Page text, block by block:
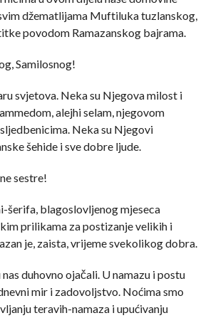
džematlijama Muftiluka tuzlanskog,
povodom Ramazanskog bajrama.
Samilosnog!
svjetova. Neka su Njegova milost i
alejhi selam, njegovom
Neka su Njegovi
šehide i sve dobre ljude.
sestre!
šerifa, blagoslovljenog mjeseca
prilikama za postizanje velikih i
je, zaista, vrijeme svekolikog dobra.
duhovno ojačali. U namazu i postu
mir i zadovoljstvo. Noćima smo
teravih-namaza i upućivanju